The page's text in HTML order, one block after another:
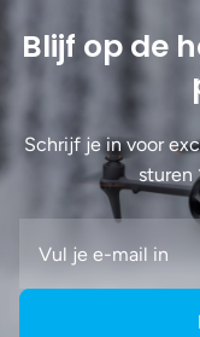
Blijf op de
Schrijf je in voor
sturen